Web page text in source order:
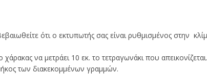
ότι ο εκτυπωτής σας είναι ρυθμισμένος στην
χάρακας να μετράει 10 εκ. το τετραγωνάκι που
των διακεκομμένων γραμμών.